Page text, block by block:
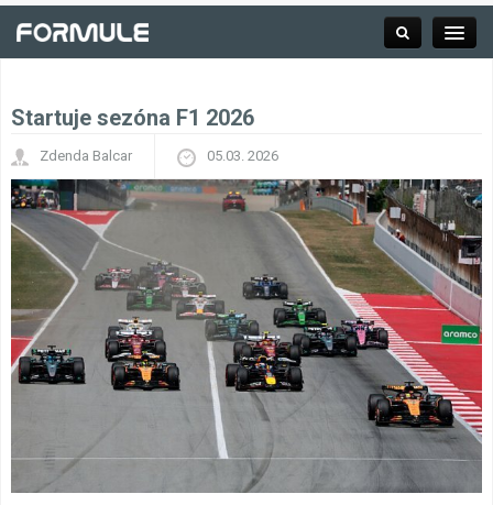
Závodní série
Kalendář F1
Výsledky F1
Týmy a jezdci F1
Okruhy F1
Startuje sezóna F1 2026
Zdenda Balcar 05.03. 2026